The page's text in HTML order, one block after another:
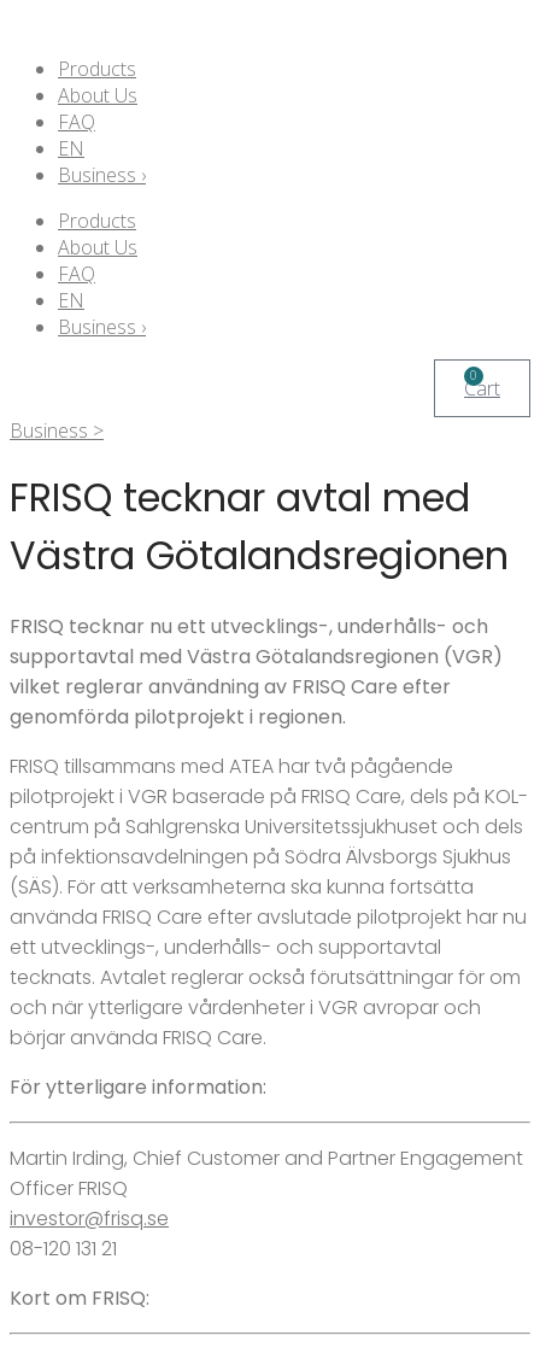
Products
About Us
FAQ
EN
Business ›
Products
About Us
FAQ
EN
Business ›
0
Cart
Business >
FRISQ tecknar avtal med
Västra Götalandsregionen
FRISQ tecknar nu ett utvecklings-, underhålls- och
supportavtal med Västra Götalandsregionen (VGR)
vilket reglerar användning av FRISQ Care efter
genomförda pilotprojekt i regionen.
FRISQ tillsammans med ATEA har två pågående
pilotprojekt i VGR baserade på FRISQ Care, dels på KOL-
centrum på Sahlgrenska Universitetssjukhuset och dels
på infektionsavdelningen på Södra Älvsborgs Sjukhus
(SÄS). För att verksamheterna ska kunna fortsätta
använda FRISQ Care efter avslutade pilotprojekt har nu
ett utvecklings-, underhålls- och supportavtal
tecknats. Avtalet reglerar också förutsättningar för om
och när ytterligare vårdenheter i VGR avropar och
börjar använda FRISQ Care.
För ytterligare information:
Martin Irding, Chief Customer and Partner Engagement
Officer FRISQ
investor@frisq.se
08-120 131 21
Kort om FRISQ: